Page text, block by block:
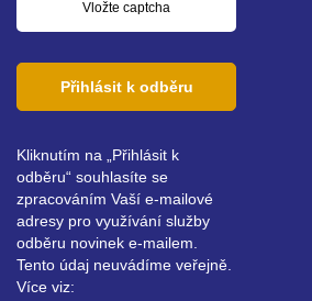
Přihlásit k odběru
Kliknutím na „Přihlásit k
odběru“ souhlasíte se
zpracováním Vaší e-mailové
adresy pro využívání služby
odběru novinek e-mailem.
Tento údaj neuvádíme veřejně.
Více viz: